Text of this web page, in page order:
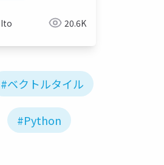
20.6K
#ベクトルタイル
#Python